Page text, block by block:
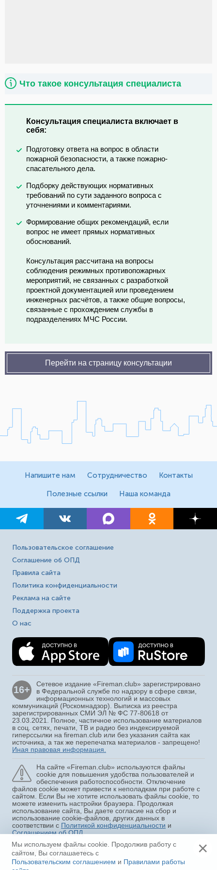
Что такое консультация специалиста
Консультация специалиста включает в
себя:
Подготовку ответа на вопрос в области
пожарной безопасности, а также пожарно-
спасательного дела.
Подборку действующих нормативных
требований по сути заданного вопроса с
уточнениями и комментариями.
Формирование общих рекомендаций, если
вопрос не имеет прямых нормативных
обоснований.
Консультация рассчитана на вопросы
соблюдения режимных противопожарных
мероприятий, не связанных с разработкой
проектной документацией или проведением
инженерных расчётов, а также общие вопросы,
связанные с прохождением службы в
подразделениях МЧС России.
Перейти на страницу консультации
Напишите нам Сотрудничество Контакты
Полезные ссылки Наша команда
Пользовательское соглашение
Соглашение об ОПД
Правила сайта
Политика конфиденциальности
Реклама на сайте
Поддержка проекта
О нас
16+
Сетевое издание «Fireman.club» зарегистрировано
в Федеральной службе по надзору в сфере связи,
информационных технологий и массовых
коммуникаций (Роскомнадзор). Выписка из реестра
зарегистрированных СМИ ЭЛ № ФС 77-80618 от
23.03.2021. Полное, частичное использование материалов
в соц. сетях, печати, ТВ и радио без индексируемой
гиперссылки на fireman.club или без указания сайта как
источника, а так же перепечатка материалов - запрещено!
Иная правовая информация.
На сайте «Fireman.club» используются файлы
cookie для повышения удобства пользователей и
обеспечения работоспособности. Отключение
файлов cookie может привести к неполадкам при работе с
сайтом. Если Вы не хотите использовать файлы cookie, то
можете изменить настройки браузера. Продолжая
использование сайта, Вы даете согласие на сбор и
использование cookie-файлов, других данных в
соответствии с Политикой конфиденциальности и
Соглашением об ОПД.
Copyright © 2015 - 2026
«Fireman.club»
Мы используем файлы cookie. Продолжив работу с
сайтом, Вы соглашаетесь с
Пользовательским соглашением и Правилами работы
×